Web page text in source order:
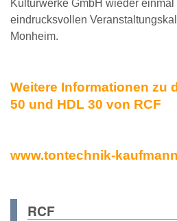
Kulturwerke GmbH wieder
eindrucksvollen
Monheim.
Weitere Informationen zu
50 und HDL 30 von RCF
www.tontechnik-
RCF